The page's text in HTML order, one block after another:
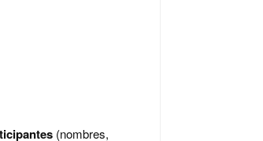
(nombres,